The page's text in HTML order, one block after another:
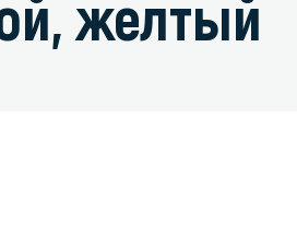
желтый